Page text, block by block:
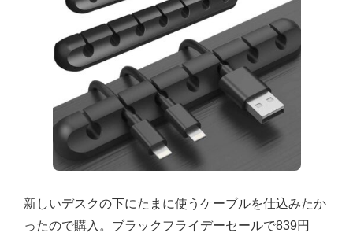
新しいデスクの下にたまに使うケーブルを仕込みたか
ったので購入。ブラックフライデーセールで839円